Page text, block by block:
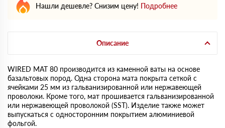
Нашли дешевле? Снизим цену! Подробнее
Описание
WIRED MAT 80 производится из каменной ваты на основе
базальтовых пород. Одна сторона мата покрыта сеткой с
ячейками 25 мм из гальванизированной или нержавеющей
проволоки. Кроме того, мат прошивается гальванизированной
или нержавеющей проволокой (SST). Изделие также может
выпускаться с односторонним покрытием алюминиевой
фольгой.